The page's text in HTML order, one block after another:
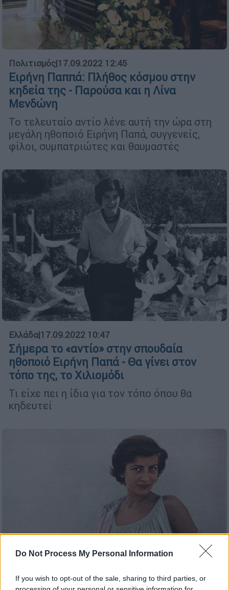
Do Not Process My Personal Information
If you wish to opt-out of the sale, sharing to third parties, or
Πολιτισμός|17.09.2022 12:45
Ειρήνη Παππά: Πλήθος κόσμου στην
κηδεία της - Παρούσα και η Λίνα
Μενδώνη
Το τελευταίο αντίο λένε αυτή την ώρα στη
μεγάλη ηθοποιό Ειρήνη Παπά, συγγενείς,
φίλοι, συμπατριώτες και θαυμαστές
Ελλάδα|17.09.2022 10:47
Σήμερα το «αντίο» στην σπουδαία
ηθοποιό Ειρήνη Παπά - Θα γίνει στον
τόπο της, το Χιλιομόδι
Τι είχε πει η ίδια για τον τόπο όπου θα
κηδευτεί